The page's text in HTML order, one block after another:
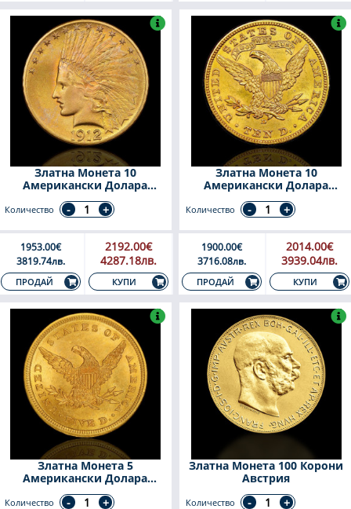
Златна Монета 10
Американски Долара
Indian Head 1908-1933
Количество
1953.00€
3819.74лв.
ПРОДАЙ
2192.00€
4287.18лв.
КУПИ
Златна Монета 10
Американски Долара
Liberty Head 1866-1907
Количество
1900.00€
3716.08лв.
ПРОДАЙ
2014.00€
3939.04лв.
КУПИ
Златна Монета 5
Американски Долара
Liberty Head 1839-1908
Количество
Златна Монета 100 Корони
Австрия
Количество